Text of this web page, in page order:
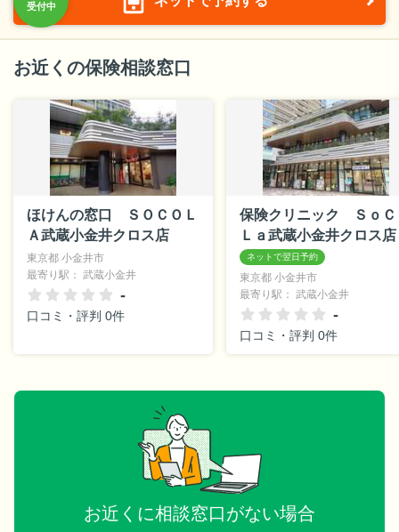
お近くの保険相談窓口
ほけんの窓口 ＳＯＣＯＬ
Ａ武蔵小金井クロス店
東京都 小金井市
最寄り駅： 武蔵小金井
-
口コミ・評判 0件
保険クリニック ＳｏＣ
Ｌａ武蔵小金井クロス店
東京都 小金井市
最寄り駅： 武蔵小金井
-
口コミ・評判 0件
お近くに相談窓口がない場合